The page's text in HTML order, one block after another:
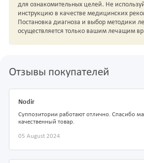
для ознакомительных целей. Не
инструкцию в качестве медицинских
Постановка диагноза и выбор методики
осуществляется только вашим лечащим
Отзывы покупателей
Nodir
Суппозитории работают отлично. Спасибо
качественный товар.
05 August 2024